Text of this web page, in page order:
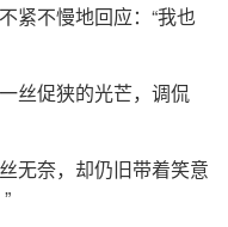
紧不慢地回应：“我也
丝促狭的光芒，调侃
无奈，却仍旧带着笑意